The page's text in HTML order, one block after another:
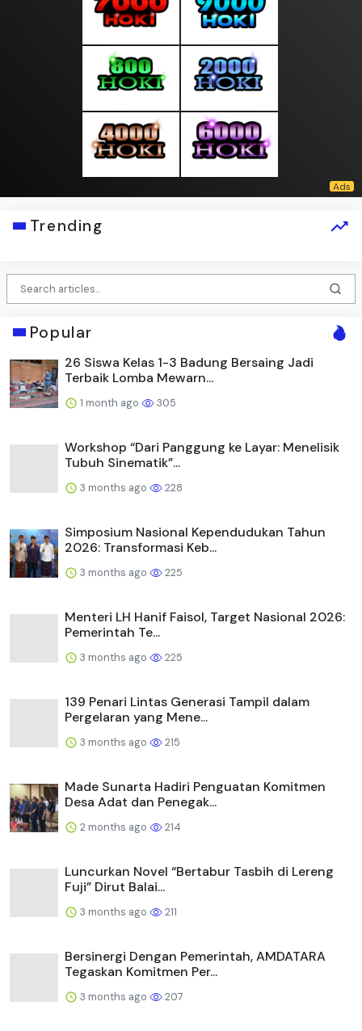
Trending
Popular
26 Siswa Kelas 1-3 Badung Bersaing Jadi
Terbaik Lomba Mewarn...
1 month ago 305
Workshop “Dari Panggung ke Layar: Menelisik
Tubuh Sinematik”...
3 months ago 228
Simposium Nasional Kependudukan Tahun
2026: Transformasi Keb...
3 months ago 225
Menteri LH Hanif Faisol, Target Nasional 2026:
Pemerintah Te...
3 months ago 225
139 Penari Lintas Generasi Tampil dalam
Pergelaran yang Mene...
3 months ago 215
Made Sunarta Hadiri Penguatan Komitmen
Desa Adat dan Penegak...
2 months ago 214
Luncurkan Novel “Bertabur Tasbih di Lereng
Fuji” Dirut Balai...
3 months ago 211
Bersinergi Dengan Pemerintah, AMDATARA
Tegaskan Komitmen Per...
3 months ago 207